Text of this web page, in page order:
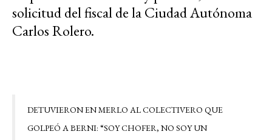
solicitud del fiscal de la Ciudad Autónoma
Carlos Rolero.
DETUVIERON EN MERLO AL COLECTIVERO QUE
GOLPEÓ A BERNI: “SOY CHOFER, NO SOY UN